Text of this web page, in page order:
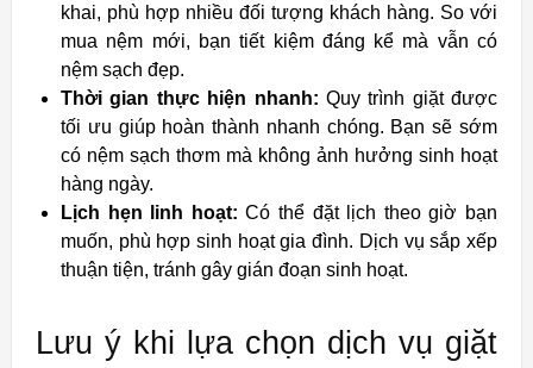
khai, phù hợp nhiều đối tượng khách hàng. So với
mua nệm mới, bạn tiết kiệm đáng kể mà vẫn có
nệm sạch đẹp.
Thời gian thực hiện nhanh: Quy trình giặt được
tối ưu giúp hoàn thành nhanh chóng. Bạn sẽ sớm
có nệm sạch thơm mà không ảnh hưởng sinh hoạt
hàng ngày.
Lịch hẹn linh hoạt: Có thể đặt lịch theo giờ bạn
muốn, phù hợp sinh hoạt gia đình. Dịch vụ sắp xếp
thuận tiện, tránh gây gián đoạn sinh hoạt.
Lưu ý khi lựa chọn dịch vụ giặt